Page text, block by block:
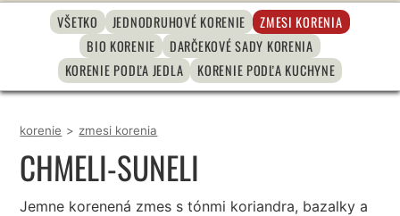
VŠETKO JEDNODRUHOVÉ KORENIE
ZMESI KORENIA
BIO KORENIE
DARČEKOVÉ SADY KORENIA
KORENIE PODĽA JEDLA
KORENIE PODĽA KUCHYNE
korenie > zmesi korenia
CHMELI-SUNELI
Jemne korenená zmes s tónmi koriandra, bazalky a